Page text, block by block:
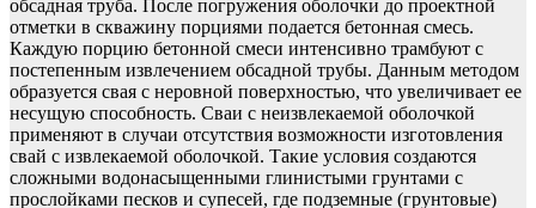
обсадная труба. После погружения оболочки до проектной
отметки в скважину порциями подается бетонная смесь.
Каждую порцию бетонной смеси интенсивно трамбуют с
постепенным извлечением обсадной трубы. Данным методом
образуется свая с неровной поверхностью, что увеличивает ее
несущую способность. Сваи с неизвлекаемой оболочкой
применяют в случаи отсутствия возможности изготовления
свай с извлекаемой оболочкой. Такие условия создаются
сложными водонасыщенными глинистыми грунтами с
прослойками песков и супесей, где подземные (грунтовые)